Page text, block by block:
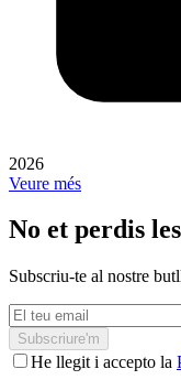
2026
Veure més
No et perdis
Subscriu-te al nostre
Subscriure'm
He llegit i accepto la